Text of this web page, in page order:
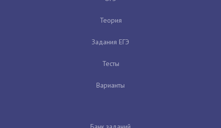
Теория
Задания ЕГЭ
Тесты
Варианты